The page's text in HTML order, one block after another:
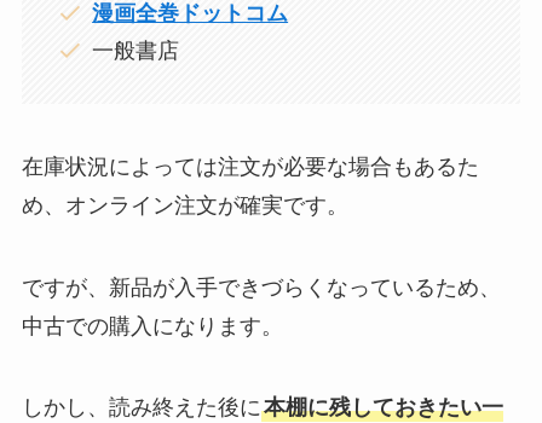
漫画全巻ドットコム
一般書店
在庫状況によっては注文が必要な場合もあるた
め、オンライン注文が確実です。
ですが、新品が入手できづらくなっているため、
中古での購入になります。
しかし、読み終えた後に本棚に残しておきたい一